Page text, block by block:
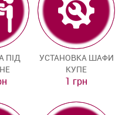
ПІД
УСТАНОВКА ШАФИ
КУПЕ
1 грн